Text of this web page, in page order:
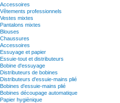
Accessoires
Vêtements professionnels
Vestes mixtes
Pantalons mixtes
Blouses
Chaussures
Accessoires
Essuyage et papier
Essuie-tout et distributeurs
Bobine d'essuyage
Distributeurs de bobines
Distributeurs d'essuie-mains plié
Bobines d'essuie-mains plié
Bobines découpage automatique
Papier hygiènique